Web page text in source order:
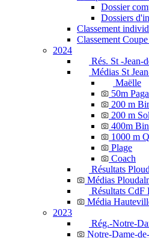
Dossier
Dossiers
Classement
Classement
2024
Rés. St -Jean-
Médias St
Maëlle
50m
200 m
200 m
400m
1000 m
Plage
Coach
Résultats
Médias
Résultats CdF
Média
2023
Rég.-Notre-
Notre-Dame-